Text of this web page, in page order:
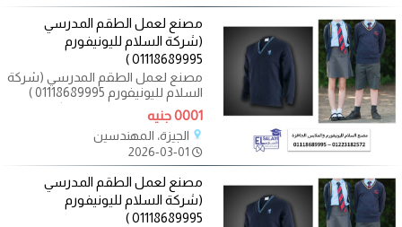
مصنع لعمل الطقم المدرسي
(شركة السلام لليونيفورم
01118689995 )
مصنع لعمل الطقم المدرسي (شركة
السلام لليونيفورم 01118689995 )
صمم زي مدرسي موحد يعكس هوية
مؤسستك
0001 جنيه
الجيزة، المهندسين
مصنع لعمل الطقم المدرسي
(شركة السلام لليونيفورم
01118689995 )